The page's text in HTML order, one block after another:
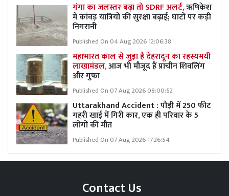
गंगा का जलस्तर बढ़ा तो SDRF अलर्ट,ऋषिकेश
में कांवड़ यात्रियों की सुरक्षा बढ़ाई; घाटों पर कड़ी
निगरानी
Published On 04 Aug 2026 12:06:38
महाभारत काल से जुड़ा है देहरादून का रहस्यमयी
लाखामंडल,आज भी मौजूद हैं प्राचीन शिवलिंग
और गुफा
Published On 07 Aug 2026 08:00:52
Uttarakhand Accident : पौड़ी में 250 फीट
गहरी खाई में गिरी कार, एक ही परिवार के 5
लोगों की मौत
Published On 07 Aug 2026 17:26:54
Contact Us